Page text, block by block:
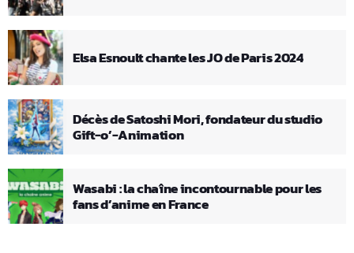
Elsa Esnoult chante les JO de Paris 2024
Décès de Satoshi Mori, fondateur du studio
Gift-o’-Animation
Wasabi : la chaîne incontournable pour les
fans d’anime en France